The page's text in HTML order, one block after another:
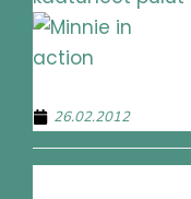
26.02.2012